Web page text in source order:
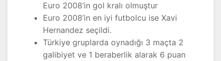
Euro 2008’in gol kralı olmuştur
Euro 2008’in en iyi futbolcu ise Xavi
Hernandez seçildi.
Türkiye gruplarda oynadığı 3 maçta 2
galibiyet ve 1 beraberlik alarak 6 puan